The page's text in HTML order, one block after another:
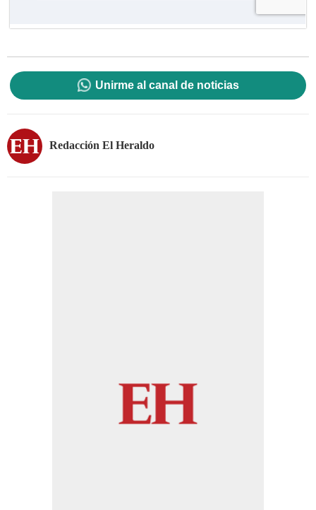
Unirme al canal de noticias
Redacción El Heraldo